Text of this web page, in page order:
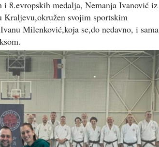
i 8.evropskih medalja, Nemanja Ivanović iz
Kraljevu,okružen svojim sportskim
Milenković,koja se,do nedavno, i sama